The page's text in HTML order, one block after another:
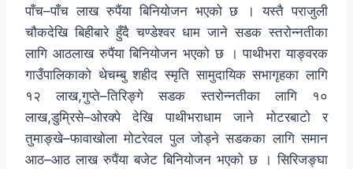
पाँच–पाँच लाख रुपैंया बिनियोजन भएको छ । यस्तै पराजुली
चौकदेखि बिहीबारे हुँदै चण्डेश्वर धाम जाने सडक स्तरोन्नतीका
लागि आठलाख रुपैंया बिनियोजन भएको छ । पाथीभरा याङ्वरक
गाउँपालिकाको थेचम्बु शहीद स्मृति सामुदायिक सभागृहका लागि
१२ लाख,गुप्ते–तिरिङ्गे सडक स्तरोन्नतीका लागि १०
लाख,डुम्रिसे–ओरक्पे देखि पाथीभराधाम जाने मोटरबाटो र
तुमाङ्खे–फावाखोला मोटरेवल पुल जोड्ने सडकका लागि समान
आठ–आठ लाख रुपैंया बजेट बिनियोजन भएको छ । सिरिजङ्घा